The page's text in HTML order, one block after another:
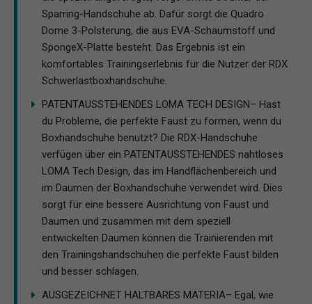
Sparring-Handschuhe ab. Dafür sorgt die Quadro
Dome 3-Polsterung, die aus EVA-Schaumstoff und
SpongeX-Platte besteht. Das Ergebnis ist ein
komfortables Trainingserlebnis für die Nutzer der RDX
Schwerlastboxhandschuhe.
PATENTAUSSTEHENDES LOMA TECH DESIGN– Hast
du Probleme, die perfekte Faust zu formen, wenn du
Boxhandschuhe benutzt? Die RDX-Handschuhe
verfügen über ein PATENTAUSSTEHENDES nahtloses
LOMA Tech Design, das im Handflächenbereich und
im Daumen der Boxhandschuhe verwendet wird. Dies
sorgt für eine bessere Ausrichtung von Faust und
Daumen und zusammen mit dem speziell
entwickelten Daumen können die Trainierenden mit
den Trainingshandschuhen die perfekte Faust bilden
und besser schlagen.
AUSGEZEICHNET HALTBARES MATERIA– Egal, wie